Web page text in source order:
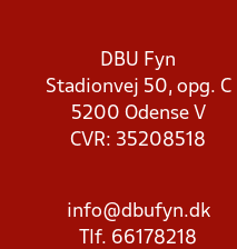
DBU Fyn
Stadionvej 50, opg. C
5200 Odense V
CVR: 35208518
info@dbufyn.dk
Tlf. 66178218